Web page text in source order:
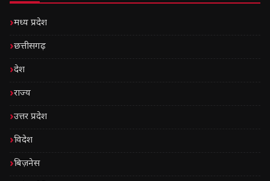
मध्य प्रदेश
छत्तीसगढ़
देश
राज्य
उत्तर प्रदेश
विदेश
बिज़नेस